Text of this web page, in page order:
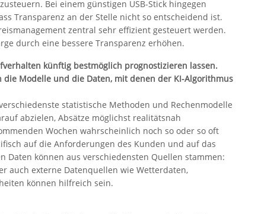
Bei einem günstigen USB-Stick hingegen
Transparenz an der Stelle nicht so entscheidend ist.
zentral sehr effizient gesteuert werden.
durch eine bessere Transparenz erhöhen.
künftig bestmöglich prognostizieren lassen.
Modelle und die Daten, mit denen der KI-Algorithmus
statistische Methoden und Rechenmodelle
abzielen, Absätze möglichst realitätsnah
Wochen wahrscheinlich noch so oder so oft
auf die Anforderungen des Kunden und auf das
können aus verschiedensten Quellen stammen:
auch externe Datenquellen wie Wetterdaten,
können hilfreich sein.